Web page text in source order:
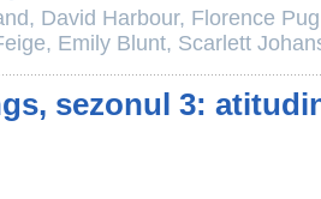
, David Harbour, Florence
, Emily Blunt, Scarlett
sezonul 3: